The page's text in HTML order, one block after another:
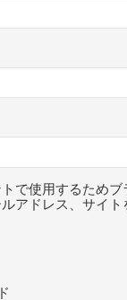
で使用するためブ
アドレス、サイト